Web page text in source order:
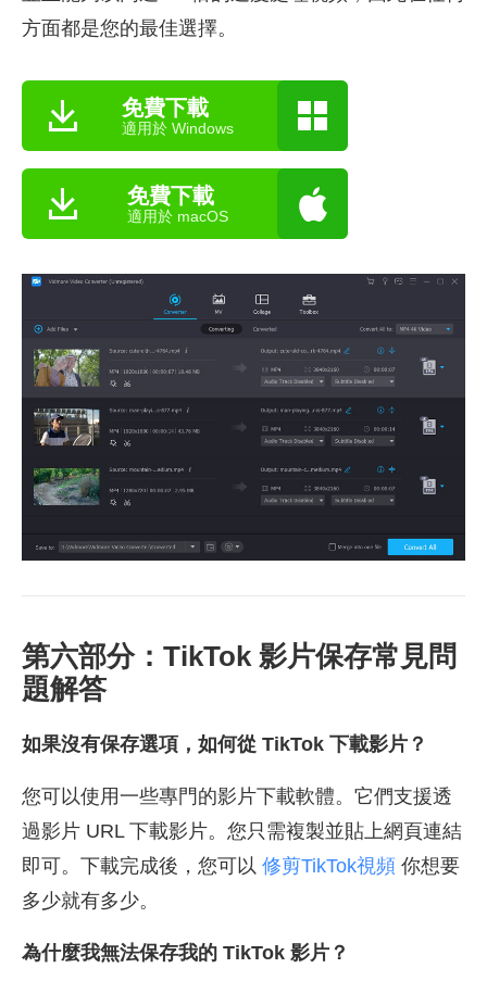
方面都是您的最佳選擇。
免費下載
適用於 Windows
免費下載
適用於 macOS
第六部分：TikTok 影片保存常見問
題解答
如果沒有保存選項，如何從 TikTok 下載影片？
您可以使用一些專門的影片下載軟體。它們支援透
過影片 URL 下載影片。您只需複製並貼上網頁連結
即可。下載完成後，您可以 修剪TikTok視頻 你想要
多少就有多少。
為什麼我無法保存我的 TikTok 影片？